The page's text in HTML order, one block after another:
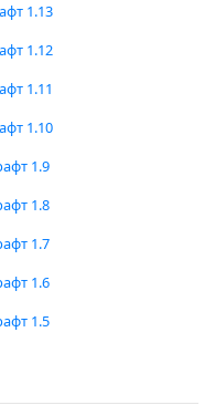
1.13
1.12
1.11
1.10
1.9
1.8
1.7
1.6
1.5